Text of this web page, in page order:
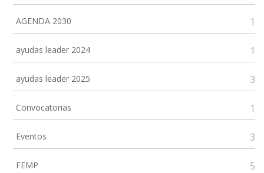
AGENDA 2030 1
ayudas leader 2024 1
ayudas leader 2025 3
Convocatorias 1
Eventos 3
FEMP 5